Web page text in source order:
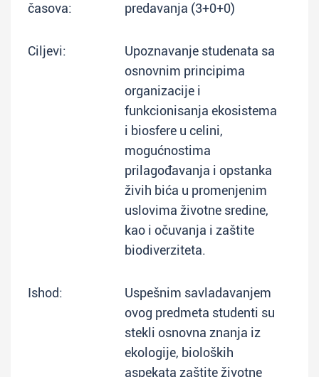
časova:
predavanja (3+0+0)
Ciljevi:
Upoznavanje studenata sa
osnovnim principima
organizacije i
funkcionisanja ekosistema
i biosfere u celini,
mogućnostima
prilagođavanja i opstanka
živih bića u promenjenim
uslovima životne sredine,
kao i očuvanja i zaštite
biodiverziteta.
Ishod:
Uspešnim savladavanjem
ovog predmeta studenti su
stekli osnovna znanja iz
ekologije, bioloških
aspekata zaštite životne